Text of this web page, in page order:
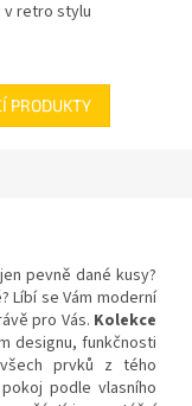
v retro stylu
PRODUKTY
pevně dané kusy?
Líbí se Vám moderní
pro Vás. Kolekce
designu, funkčnosti
prvků z tého
podle vlasního